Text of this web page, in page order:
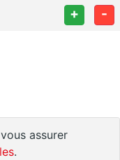
+ -
assurer
.